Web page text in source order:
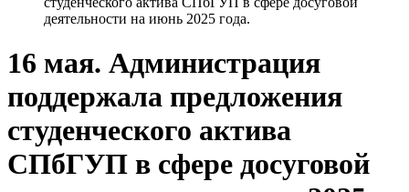
деятельности на июнь 2025 года.
16 мая. Администрация
поддержала предложения
студенческого актива
СПбГУП в сфере досуговой